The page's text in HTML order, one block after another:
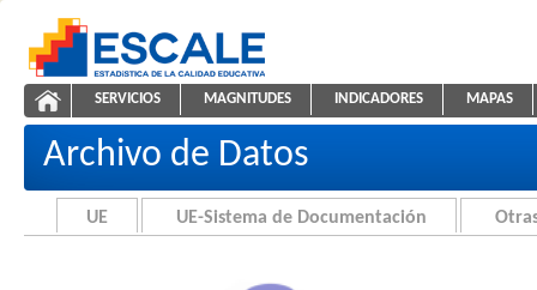
ESCALE - Unidad de Estadística Educativa
Archivo de Datos
NAVEGACIÓN
SERVICIOS MAGNITUDES INDICADORES MAPAS
Archivo de Datos
UE UE-Sistema de Documentación